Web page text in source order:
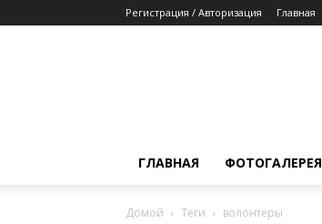
Регистрация / Авторизация Главная
ГЛАВНАЯ ФОТОГАЛЕРЕЯ
Домой Теги волонтеры